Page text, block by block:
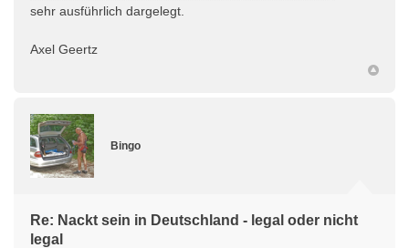
sehr ausführlich dargelegt.
Axel Geertz
Bingo
Re: Nackt sein in Deutschland - legal oder nicht
legal